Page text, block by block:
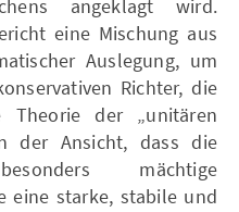
angeklagt wird.
eine Mischung aus
Auslegung, um
Richter, die
der „unitären
der Ansicht, dass die
mächtige
eine starke, stabile und